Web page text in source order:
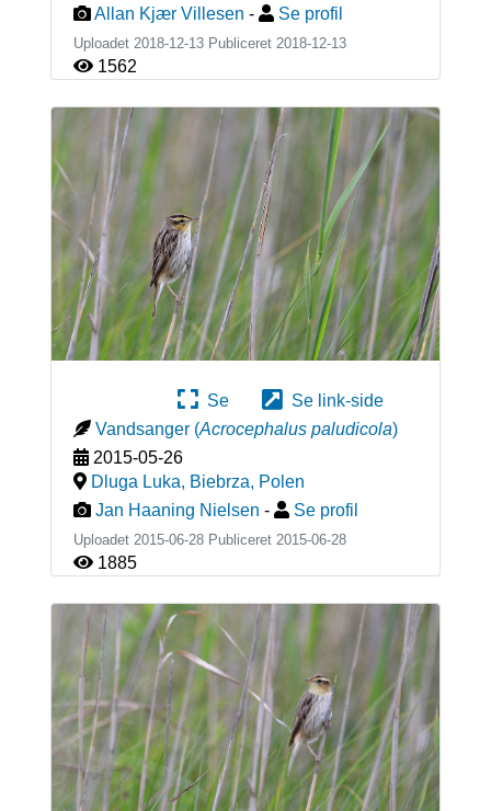
Allan Kjær Villesen - Se profil
Uploadet 2018-12-13 Publiceret 2018-12-13
1562
Se
Se link-side
Vandsanger (Acrocephalus paludicola)
2015-05-26
Dluga Luka, Biebrza, Polen
Jan Haaning Nielsen - Se profil
Uploadet 2015-06-28 Publiceret 2015-06-28
1885